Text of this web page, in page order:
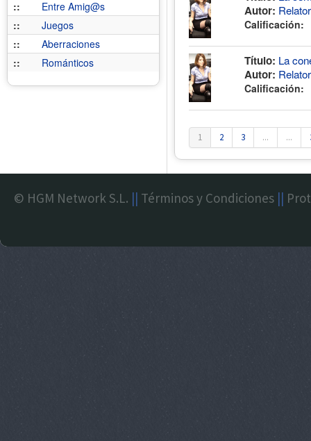
::
Entre Amig@s
::
Juegos
::
Aberraciones
::
Románticos
Autor:
Calificación:
Título: La
Autor:
Calificación:
1 2 3 ... ...
© HGM Network S.L. || Términos y Condiciones ||